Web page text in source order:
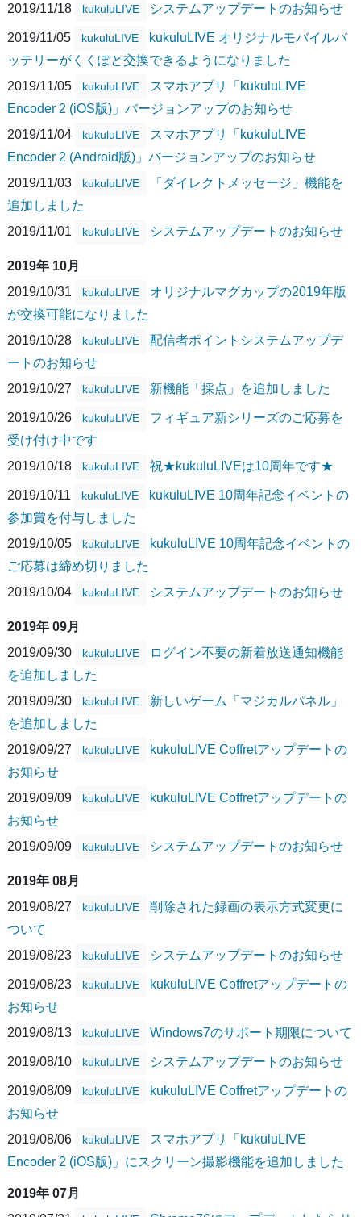
2019/11/18
kukuluLIVE システムアップデートのお知らせ
2019/11/05 kukuluLIVE
kukuluLIVE オリジナルモバイルバ
ッテリーがくくぽと交換できるようになりました
2019/11/05
kukuluLIVE
スマホアプリ「kukuluLIVE
Encoder 2 (iOS版)」バージョンアップのお知らせ
2019/11/04
kukuluLIVE
スマホアプリ「kukuluLIVE
Encoder 2 (Android版)」バージョンアップのお知らせ
2019/11/03
kukuluLIVE
「ダイレクトメッセージ」機能を
追加しました
2019/11/01
kukuluLIVE システムアップデートのお知らせ
2019年 10月
2019/10/31
kukuluLIVE
オリジナルマグカップの2019年版
が交換可能になりました
2019/10/28
kukuluLIVE
配信者ポイントシステムアップデ
ートのお知らせ
2019/10/27
kukuluLIVE 新機能「採点」を追加しました
2019/10/26 kukuluLIVE
フィギュア新シリーズのご応募を
受け付け中です
2019/10/18
kukuluLIVE 祝★kukuluLIVEは10周年です★
2019/10/11 kukuluLIVE
kukuluLIVE 10周年記念イベントの
参加賞を付与しました
2019/10/05
kukuluLIVE
kukuluLIVE 10周年記念イベントの
ご応募は締め切りました
2019/10/04
kukuluLIVE システムアップデートのお知らせ
2019年 09月
2019/09/30
kukuluLIVE
ログイン不要の新着放送通知機能
を追加しました
2019/09/30
kukuluLIVE
新しいゲーム「マジカルパネル」
を追加しました
2019/09/27
kukuluLIVE
kukuluLIVE Coffretアップデートの
お知らせ
2019/09/09
kukuluLIVE
kukuluLIVE Coffretアップデートの
お知らせ
2019/09/09
kukuluLIVE システムアップデートのお知らせ
2019年 08月
2019/08/27
kukuluLIVE
削除された録画の表示方式変更に
ついて
2019/08/23
kukuluLIVE システムアップデートのお知らせ
2019/08/23 kukuluLIVE
kukuluLIVE Coffretアップデートの
お知らせ
2019/08/13
kukuluLIVE Windows7のサポート期限について
2019/08/10 kukuluLIVE システムアップデートのお知らせ
2019/08/09 kukuluLIVE
kukuluLIVE Coffretアップデートの
お知らせ
2019/08/06
kukuluLIVE
スマホアプリ「kukuluLIVE
Encoder 2 (iOS版)」にスクリーン撮影機能を追加しました
2019年 07月